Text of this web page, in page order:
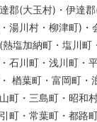
郡(大玉村)・伊達
湯川村・柳津町)・
熱塩加納町・塩川町
石川町・浅川町・
楢葉町・富岡町・
町・三島町・昭和
町・常葉町・都路